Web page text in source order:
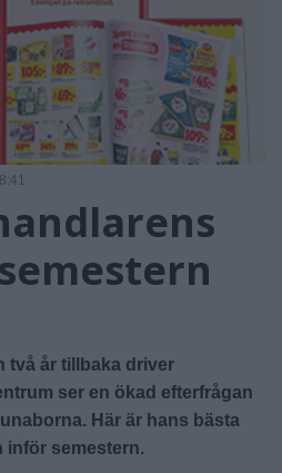
två år tillbaka driver
ser en ökad efterfrågan
Här är hans bästa
inför semestern.